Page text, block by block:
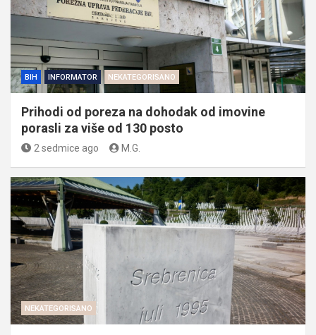
BIH INFORMATOR NEKATEGORISANO
Prihodi od poreza na dohodak od imovine
porasli za više od 130 posto
2 sedmice ago M.G.
NEKATEGORISANO